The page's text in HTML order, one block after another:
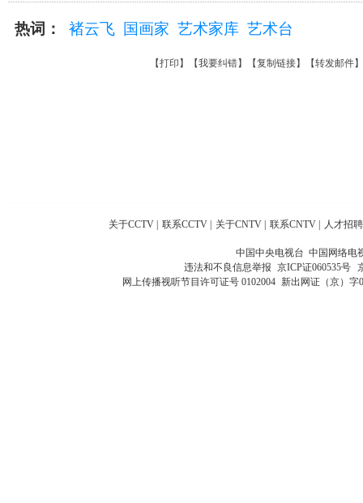
热词： 褚云飞 国画家 艺术家库 艺术台
【打印 】【我要纠错】【复制链接】【转发邮件
关于CCTV 联系CCTV 关于CNTV 联系CNTV 人才招聘
中国中央电视台 中国网络电
违法和不良信息举报 京ICP证060535号
网上传播视听节目许可证号 0102004 新出网证（京）